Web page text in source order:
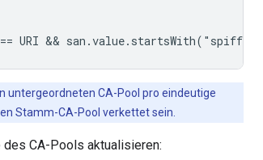
URI && san.value.startsWith("spiffe://
untergeordneten CA-Pool pro eindeutige
Stamm-CA-Pool verkettet sein.
CA-Pools aktualisieren: